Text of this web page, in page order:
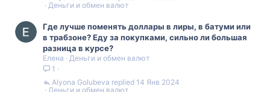
Деньги и обмен валют
Где лучше поменять доллары в лиры, в батуми или
в трабзоне? Еду за покупками, сильно ли большая
разница в курсе?
Елена
Деньги и обмен валют
1
Деньги и обмен валют
14 Янв 2024
Alyona Golubeva